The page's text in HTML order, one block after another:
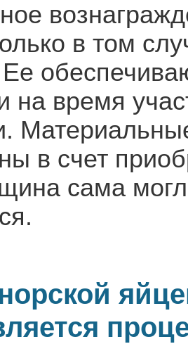
в том
Ее
на время
в счет
сама